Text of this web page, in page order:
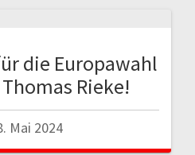
die Europawahl
Rieke!
Mai 2024